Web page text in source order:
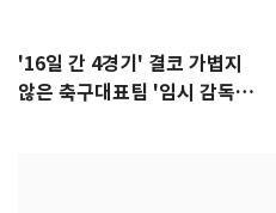
'16일 간 4경기' 결코 가볍지
않은 축구대표팀 '임시 감독'